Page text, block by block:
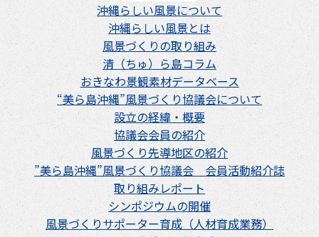
沖縄らしい風景について
沖縄らしい風景とは
風景づくりの取り組み
清（ちゅ）ら島コラム
おきなわ景観素材データベース
“美ら島沖縄”風景づくり協議会について
設立の経緯・概要
協議会会員の紹介
風景づくり先導地区の紹介
”美ら島沖縄”風景づくり協議会 会員活動紹介誌
取り組みレポート
シンポジウムの開催
風景づくりサポーター育成（人材育成業務）